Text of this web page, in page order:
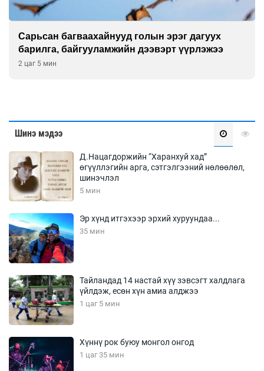
Цагдаагийн алба хаагчийг мөргөж зугтсан
этгээдийг илрүүлэв
2 цаг 35 мин
Шинэ мэдээ
Д.Нацагдоржийн “Харанхуй хад”
өгүүллэгийн арга, сэтгэлгээний нөлөөлөл,
шинэчлэл
5 мин
Эр хүнд итгэхээр эрхий хуруундаа...
35 мин
Тайландад 14 настай хүү зэвсэгт халдлага
үйлдэж, есөн хүн амиа алджээ
1 цаг 5 мин
Хүннү рок буюу монгол онгод
1 цаг 35 мин